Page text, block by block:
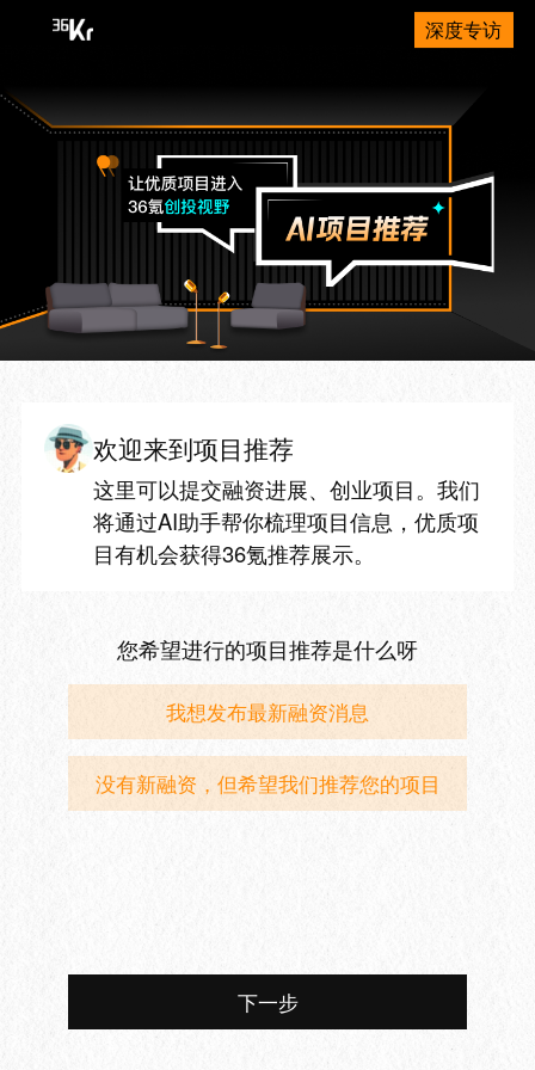
深度专访
欢迎来到项目推荐
这里可以提交融资进展、创业项目。我们
将通过AI助手帮你梳理项目信息，优质项
目有机会获得36氪推荐展示。
您希望进行的项目推荐是什么呀
我想发布最新融资消息
没有新融资，但希望我们推荐您的项目
下一步